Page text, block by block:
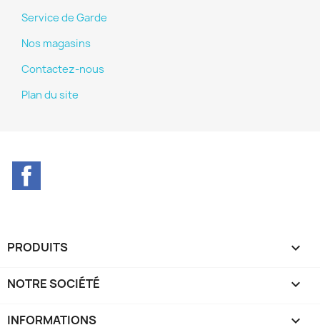
Service de Garde
Nos magasins
Contactez-nous
Plan du site
PRODUITS 
NOTRE SOCIÉTÉ 
INFORMATIONS keyboard_arrow_down